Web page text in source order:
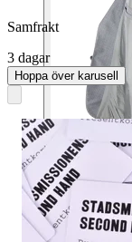
Samfrakt
3 dagar
Hoppa över karusell